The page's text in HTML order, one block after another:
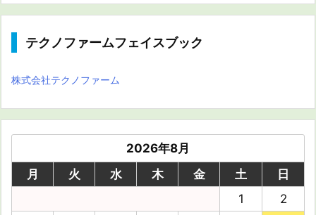
テクノファームフェイスブック
株式会社テクノファーム
2026年8月
月
火 水 木 金 土
日
1
2